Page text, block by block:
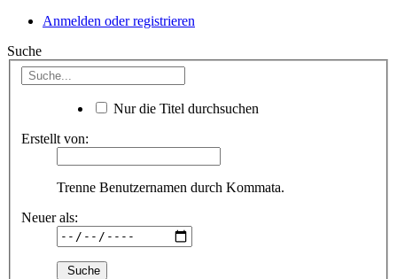
Anmelden oder registrieren
Suche
Nur die Titel durchsuchen
Erstellt von:
Trenne Benutzernamen durch Kommata.
Neuer als: